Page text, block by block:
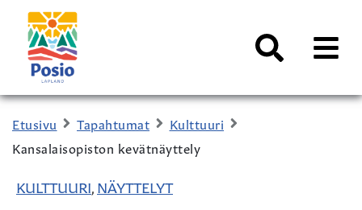
Siirry sisältöön
Kaupungin
logo
AVAA
Etusivu Tapahtumat
Kulttuuri
Kansalaisopiston kevätnäyttely
KULTTUURI NÄYTTELYT